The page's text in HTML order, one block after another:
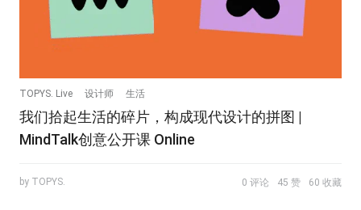
TOPYS. Live 设计师 生活
我们拾起生活的碎片，构成现代设计的拼图 |
MindTalk创意公开课 Online
by TOPYS. 0 评论 45 赞 60 收藏